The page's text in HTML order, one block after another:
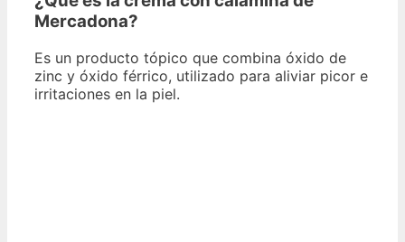
Mercadona?
Es un producto tópico que combina óxido de
zinc y óxido férrico, utilizado para aliviar picor e
irritaciones en la piel.